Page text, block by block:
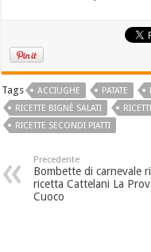
Tags ACCIUGHE PATATE
RICETTE BIGNÈ SALATI
RICETTE SECONDI PIATTI
Precedente
Bombette di carnevale
ricetta Cattelani La
Cuoco